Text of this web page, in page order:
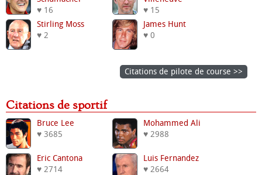
♥ 16
♥ 15
Stirling Moss
♥ 2
James Hunt
♥ 0
Citations de pilote de course >>
Citations de sportif
Bruce Lee
♥ 3685
Mohammed Ali
♥ 2988
Eric Cantona
♥ 2714
Luis Fernandez
♥ 2664